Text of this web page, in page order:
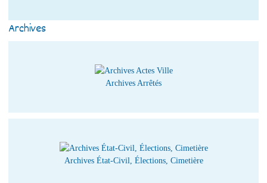
Archives
Archives Arrêtés
Archives État-Civil, Élections, Cimetière